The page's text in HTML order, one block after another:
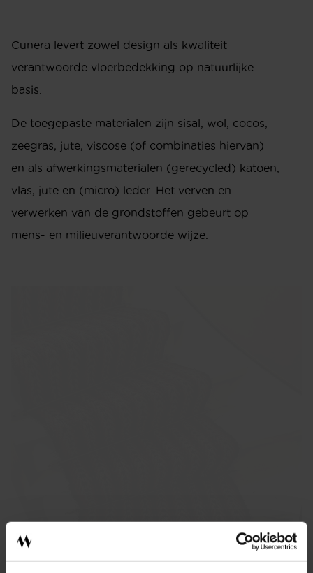
ONTWERPSTUDIO
BINNENKIJKEN
Cunera levert zowel design als kwaliteit
verantwoorde vloerbedekking op natuurlijke
basis.
De toegepaste materialen zijn sisal, wol, cocos,
zeegras, jute, viscose (of combinaties hiervan)
en als afwerkingsmaterialen (gerecycled) katoen,
vlas, jute en (micro) leder. Het verven en
verwerken van de grondstoffen gebeurt op
mens- en milieuverantwoorde wijze.